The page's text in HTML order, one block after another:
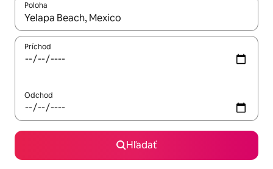
Poloha
Keď budú výsledky k dispozícii, môžete si ich prechádzať
Príchod
Odchod
Hľadať